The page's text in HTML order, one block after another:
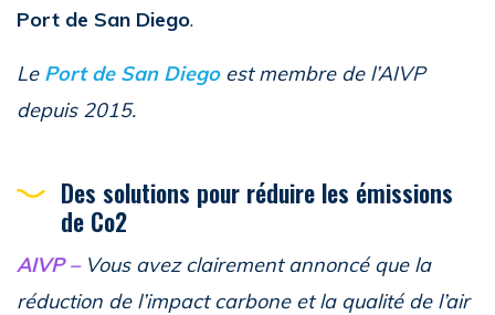
Port de San Diego.
Le Port de San Diegoest membre de l’AIVP
depuis 2015.
Des solutions pour réduire les émissions
de Co2
AIVP – Vous avez clairement annoncé que la
réduction de l’impact carbone et la qualité de l’air